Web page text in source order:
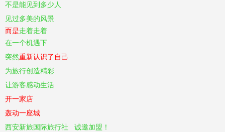
不是能见到多少人
见过多美的风景
而是走着走着
在一个机遇下
突然重新认识了自己
为旅行创造精彩
让游客感动生活
开一家店
轰动一座城
西安新旅国际旅行社
诚邀加盟 ！